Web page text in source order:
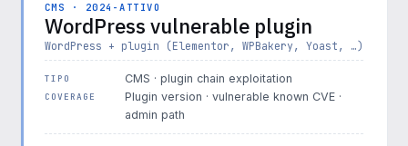
CMS · 2024-ATTIVO
WordPress vulnerable plugin
WordPress + plugin (Elementor, WPBakery, Yoast, …)
TIPO CMS · plugin chain exploitation
COVERAGE
Plugin version · vulnerable known CVE ·
admin path